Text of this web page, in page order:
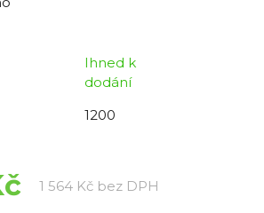
Ihned k
dodání
1200
1 564 Kč bez DPH